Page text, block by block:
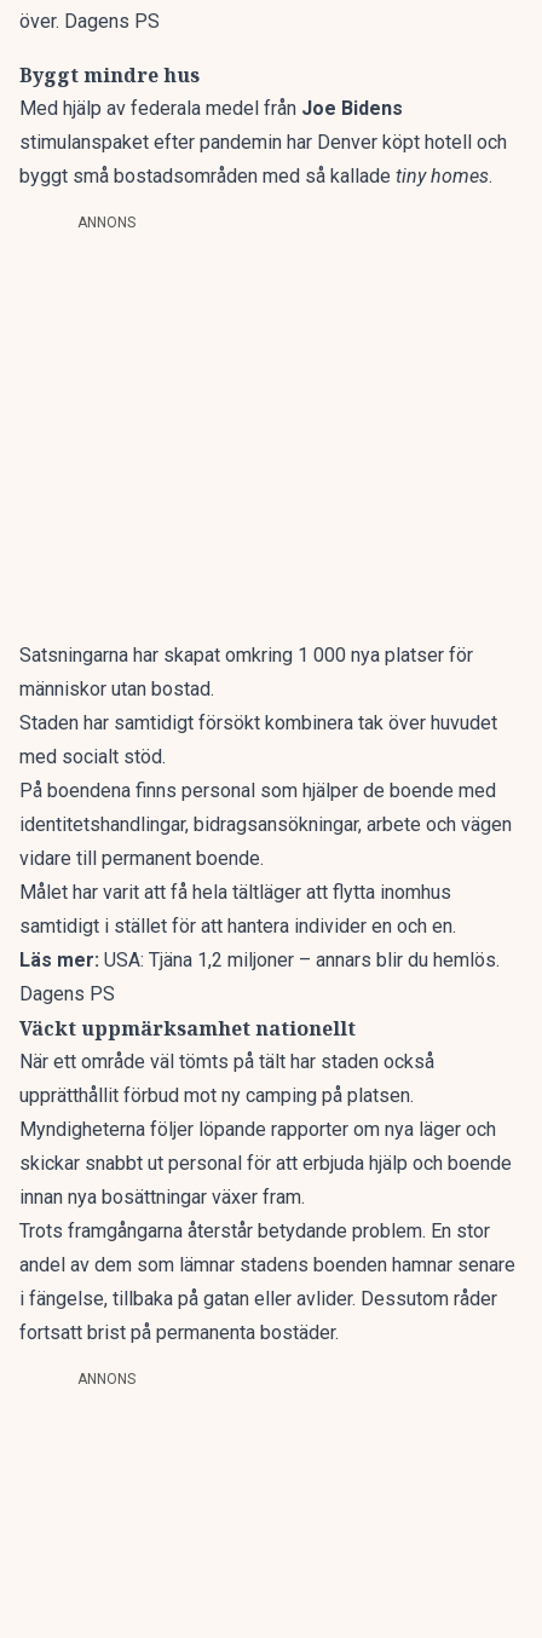
över. Dagens PS
Byggt mindre hus
Med hjälp av federala medel från Joe Bidens
stimulanspaket efter pandemin har Denver köpt hotell och
byggt små bostadsområden med så kallade tiny homes.
ANNONS
Satsningarna har skapat omkring 1 000 nya platser för
människor utan bostad.
Staden har samtidigt försökt kombinera tak över huvudet
med socialt stöd.
På boendena finns personal som hjälper de boende med
identitetshandlingar, bidragsansökningar, arbete och vägen
vidare till permanent boende.
Målet har varit att få hela tältläger att flytta inomhus
samtidigt i stället för att hantera individer en och en.
Läs mer: USA: Tjäna 1,2 miljoner – annars blir du hemlös.
Dagens PS
Väckt uppmärksamhet nationellt
När ett område väl tömts på tält har staden också
upprätthållit förbud mot ny camping på platsen.
Myndigheterna följer löpande rapporter om nya läger och
skickar snabbt ut personal för att erbjuda hjälp och boende
innan nya bosättningar växer fram.
Trots framgångarna återstår betydande problem. En stor
andel av dem som lämnar stadens boenden hamnar senare
i fängelse, tillbaka på gatan eller avlider. Dessutom råder
fortsatt brist på permanenta bostäder.
ANNONS